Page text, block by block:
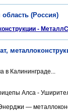
область (Россия)
-
в Калининграде...
Алса -
—